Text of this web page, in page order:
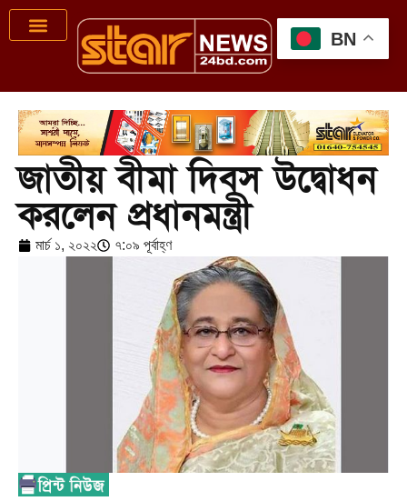
জাতীয় বীমা দিবস উদ্বোধন
করলেন প্রধানমন্ত্রী
মার্চ ১, ২০২২ ৭:০৯ পূর্বাহ্ণ
BN